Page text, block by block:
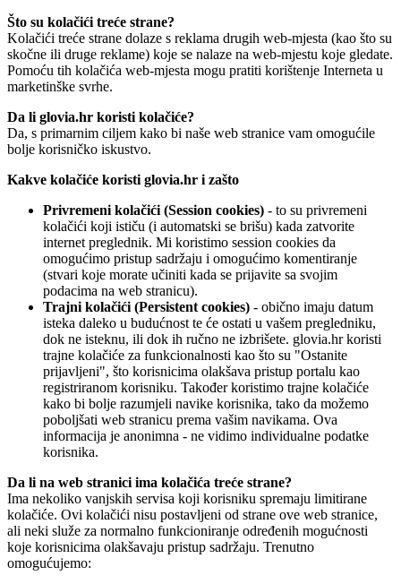
Što su kolačići treće strane?
Kolačići treće strane dolaze s reklama drugih web-mjesta (kao što su
skočne ili druge reklame) koje se nalaze na web-mjestu koje gledate.
Pomoću tih kolačića web-mjesta mogu pratiti korištenje Interneta u
marketinške svrhe.
Da li glovia.hr koristi kolačiće?
Da, s primarnim ciljem kako bi naše web stranice vam omogućile
bolje korisničko iskustvo.
Kakve kolačiće koristi glovia.hr i zašto
Privremeni kolačići (Session cookies) - to su privremeni
kolačići koji ističu (i automatski se brišu) kada zatvorite
internet preglednik. Mi koristimo session cookies da
omogućimo pristup sadržaju i omogućimo komentiranje
(stvari koje morate učiniti kada se prijavite sa svojim
podacima na web stranicu).
Trajni kolačići (Persistent cookies) - obično imaju datum
isteka daleko u budućnost te će ostati u vašem pregledniku,
dok ne isteknu, ili dok ih ručno ne izbrišete. glovia.hr koristi
trajne kolačiće za funkcionalnosti kao što su "Ostanite
prijavljeni", što korisnicima olakšava pristup portalu kao
registriranom korisniku. Također koristimo trajne kolačiće
kako bi bolje razumjeli navike korisnika, tako da možemo
poboljšati web stranicu prema vašim navikama. Ova
informacija je anonimna - ne vidimo individualne podatke
korisnika.
Da li na web stranici ima kolačića treće strane?
Ima nekoliko vanjskih servisa koji korisniku spremaju limitirane
kolačiće. Ovi kolačići nisu postavljeni od strane ove web stranice,
ali neki služe za normalno funkcioniranje određenih mogućnosti
koje korisnicima olakšavaju pristup sadržaju. Trenutno
omogućujemo: